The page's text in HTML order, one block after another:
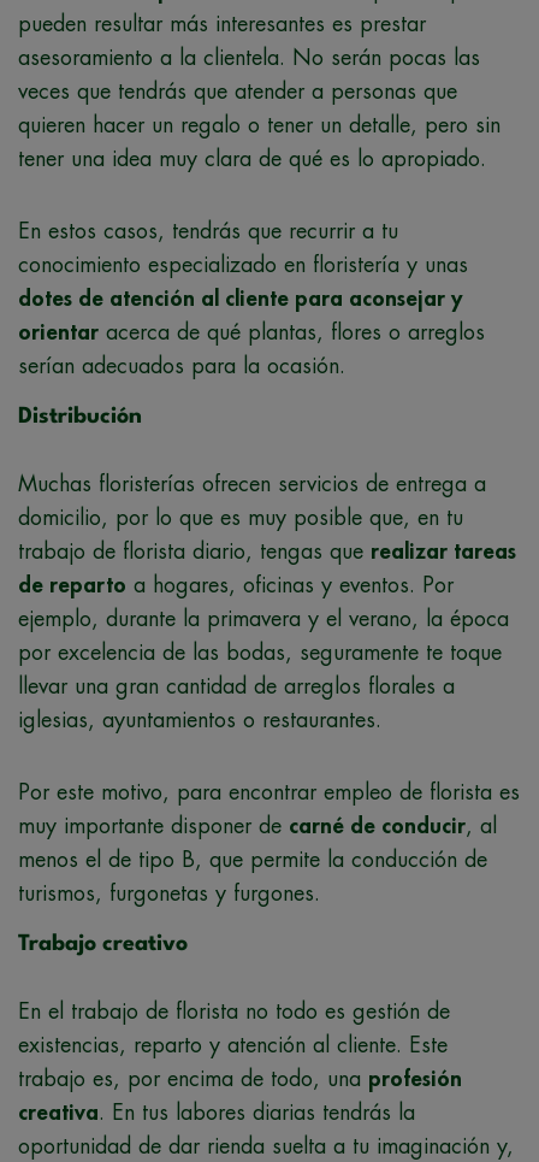
pueden resultar más interesantes es prestar
asesoramiento a la clientela. No serán pocas las
veces que tendrás que atender a personas que
quieren hacer un regalo o tener un detalle, pero sin
tener una idea muy clara de qué es lo apropiado.
En estos casos, tendrás que recurrir a tu
conocimiento especializado en floristería y unas
dotes de atención al cliente para aconsejar y
orientar acerca de qué plantas, flores o arreglos
serían adecuados para la ocasión.
Distribución
Muchas floristerías ofrecen servicios de entrega a
domicilio, por lo que es muy posible que, en tu
trabajo de florista diario, tengas que realizar tareas
de reparto a hogares, oficinas y eventos. Por
ejemplo, durante la primavera y el verano, la época
por excelencia de las bodas, seguramente te toque
llevar una gran cantidad de arreglos florales a
iglesias, ayuntamientos o restaurantes.
Por este motivo, para encontrar empleo de florista es
muy importante disponer de carné de conducir, al
menos el de tipo B, que permite la conducción de
turismos, furgonetas y furgones.
Trabajo creativo
En el trabajo de florista no todo es gestión de
existencias, reparto y atención al cliente. Este
trabajo es, por encima de todo, una profesión
creativa. En tus labores diarias tendrás la
oportunidad de dar rienda suelta a tu imaginación y,